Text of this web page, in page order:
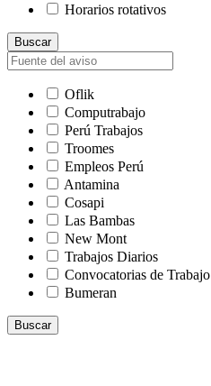
Horarios rotativos
Buscar
Oflik
Computrabajo
Perú Trabajos
Troomes
Empleos Perú
Antamina
Cosapi
Las Bambas
New Mont
Trabajos Diarios
Convocatorias de Trabajo
Bumeran
Buscar